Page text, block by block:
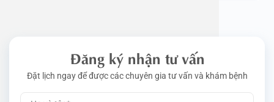
Đăng ký nhận tư vấn
Đặt lịch ngay để được các chuyên gia tư vấn và khám bệnh